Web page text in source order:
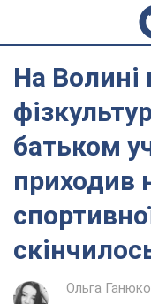
На Волині
батьком
приходив
Ольга